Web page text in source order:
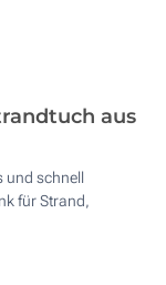
aus
und schnell
für Strand,